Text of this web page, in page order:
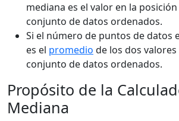
mediana es el valor en la posición
conjunto de datos ordenados.
Si el número de puntos de datos
es el promedio de los dos
conjunto de datos ordenados.
Propósito de la
Mediana